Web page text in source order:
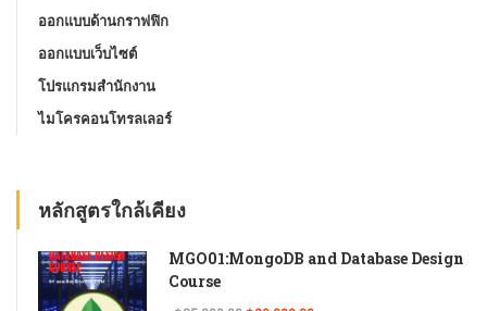
ออกแบบด้านกราฟฟิก
ออกแบบเว็บไซต์
โปรแกรมสํานักงาน
ไมโครคอนโทรลเลอร์
หลักสูตรใกล้เคียง
MGO01:MongoDB and Database Design
Course